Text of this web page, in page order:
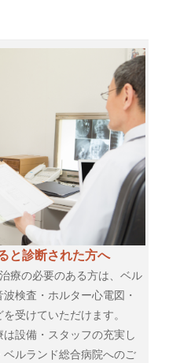
と診断された方へ
療の必要のある方は、ベル
検査・ホルター心電図・
受けていただけます。
設備・スタッフの充実し
ルランド総合病院へのご